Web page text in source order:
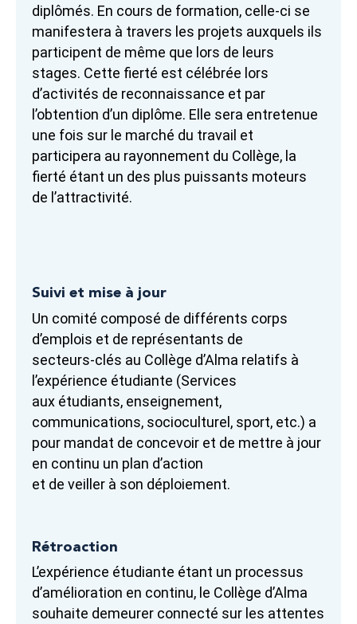
diplômés. En cours de formation, celle-ci se
manifestera à travers les projets auxquels ils
participent de même que lors de leurs
stages. Cette fierté est célébrée lors
d’activités de reconnaissance et par
l’obtention d’un diplôme. Elle sera entretenue
une fois sur le marché du travail et
participera au rayonnement du Collège, la
fierté étant un des plus puissants moteurs
de l’attractivité.
Suivi et mise à jour
Un comité composé de différents corps
d’emplois et de représentants de
secteurs-clés au Collège d’Alma relatifs à
l’expérience étudiante (Services
aux étudiants, enseignement,
communications, socioculturel, sport, etc.) a
pour mandat de concevoir et de mettre à jour
en continu un plan d’action
et de veiller à son déploiement.
Rétroaction
L’expérience étudiante étant un processus
d’amélioration en continu, le Collège d’Alma
souhaite demeurer connecté sur les attentes